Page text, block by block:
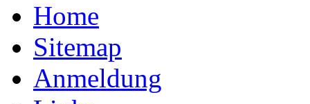
Home
Sitemap
Anmeldung